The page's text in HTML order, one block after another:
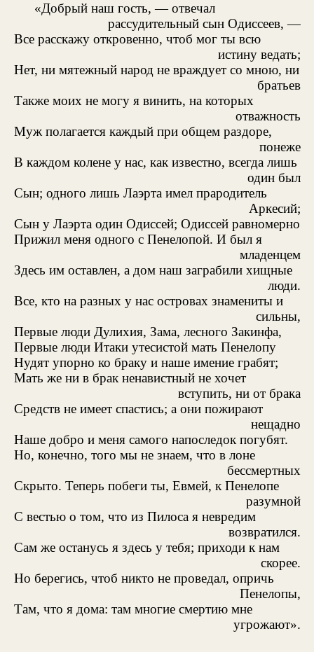
«Добрый наш гость, — отвечал
рассудительный сын Одиссеев, —
Все расскажу откровенно, чтоб мог ты всю
истину ведать;
Нет, ни мятежный народ не враждует со мною, ни
братьев
Также моих не могу я винить, на которых
отважность
Муж полагается каждый при общем раздоре,
понеже
В каждом колене у нас, как известно, всегда лишь
один был
Сын; одного лишь Лаэрта имел прародитель
Аркесий;
Сын у Лаэрта один Одиссей; Одиссей равномерно
Прижил меня одного с Пенелопой. И был я
младенцем
Здесь им оставлен, а дом наш заграбили хищные
люди.
Все, кто на разных у нас островах знамениты и
сильны,
Первые люди Дулихия, Зама, лесного Закинфа,
Первые люди Итаки утесистой мать Пенелопу
Нудят упорно ко браку и наше имение грабят;
Мать же ни в брак ненавистный не хочет
вступить, ни от брака
Средств не имеет спастись; а они пожирают
нещадно
Наше добро и меня самого напоследок погубят.
Но, конечно, того мы не знаем, что в лоне
бессмертных
Скрыто. Теперь побеги ты, Евмей, к Пенелопе
разумной
С вестью о том, что из Пилоса я невредим
возвратился.
Сам же останусь я здесь у тебя; приходи к нам
скорее.
Но берегись, чтоб никто не проведал, опричь
Пенелопы,
Там, что я дома: там многие смертию мне
угрожают».